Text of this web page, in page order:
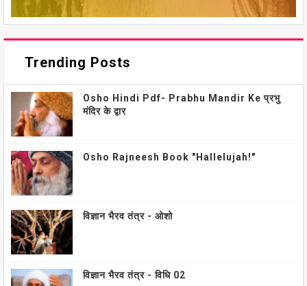
Trending Posts
Osho Hindi Pdf- Prabhu Mandir Ke प्रभु
मंदिर के द्वार
Osho Rajneesh Book "Hallelujah!"
विज्ञान भैरव तंत्र - ओशो
विज्ञान भैरव तंत्र - विधि 02